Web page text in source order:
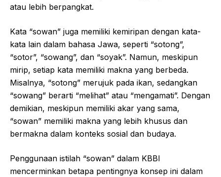
atau lebih berpangkat.
Kata “sowan” juga memiliki kemiripan dengan kata-
kata lain dalam bahasa Jawa, seperti “sotong”,
“sotor”, “sowang”, dan “soyak”. Namun, meskipun
mirip, setiap kata memiliki makna yang berbeda.
Misalnya, “sotong” merujuk pada ikan, sedangkan
“sowang” berarti “melihat” atau “mengamati”. Dengan
demikian, meskipun memiliki akar yang sama,
“sowan” memiliki makna yang lebih khusus dan
bermakna dalam konteks sosial dan budaya.
Penggunaan istilah “sowan” dalam KBBI
mencerminkan betapa pentingnya konsep ini dalam